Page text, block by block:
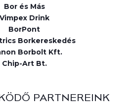
Bor és Más
Vimpex Drink
BorPont
Borkereskedés
Borbolt Kft.
Chip-Art Bt.
PARTNEREINK